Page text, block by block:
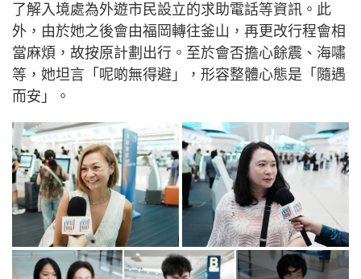
了解入境處為外遊市民設立的求助電話等資訊。此
外，由於她之後會由福岡轉往釜山，再更改行程會相
當麻煩，故按原計劃出行。至於會否擔心餘震、海嘯
等，她坦言「呢啲無得避」，形容整體心態是「隨遇
而安」。